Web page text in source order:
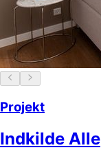
Projekt
Indkilde Alle